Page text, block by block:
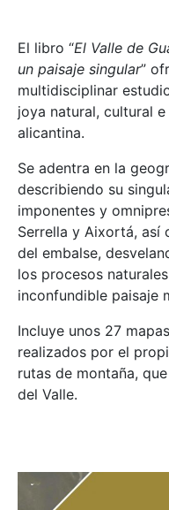
El libro “El Valle de
un paisaje singular”
multidisciplinar
joya natural, cultural
alicantina.
Se adentra en la
describiendo su
imponentes y
Serrella y Aixortá, así
del embalse,
los procesos
inconfundible paisaje
Incluye unos 27
realizados por el
rutas de montaña,
del Valle.